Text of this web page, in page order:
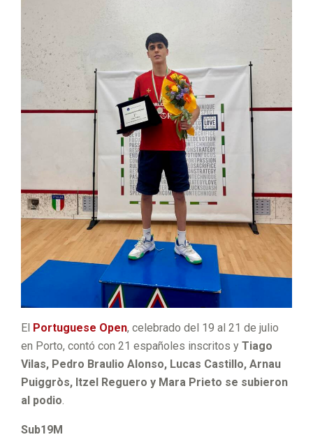
El Portuguese Open, celebrado del 19 al 21 de julio
en Porto, contó con 21 españoles inscritos y Tiago
Vilas, Pedro Braulio Alonso, Lucas Castillo, Arnau
Puiggròs, Itzel Reguero y Mara Prieto se subieron
al podio
Sub19M